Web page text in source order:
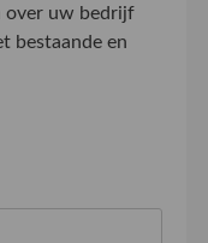
over uw bedrijf
bestaande en